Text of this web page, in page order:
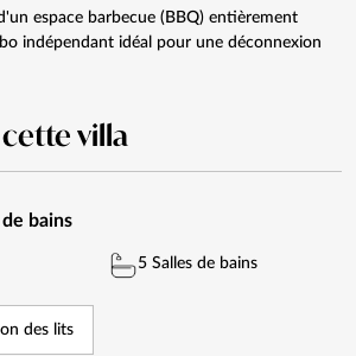
espace barbecue (BBQ) entièrement
indépendant idéal pour une déconnexion
villa
bains
5 Salles de bains
des lits